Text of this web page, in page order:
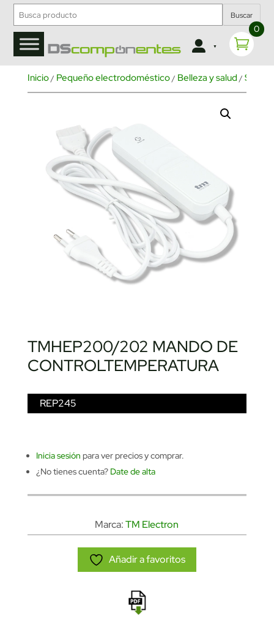
Buscar
0
Inicio/ Pequeño electrodoméstico/ Belleza y salud / Salud
TMHEP200/202 MANDO DE
CONTROLTEMPERATURA
REP245
Inicia sesión para ver precios y comprar.
¿No tienes cuenta? Date de alta
Marca:TM Electron
Añadir a favoritos